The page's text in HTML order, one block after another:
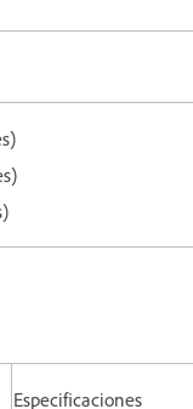
Especificaciones